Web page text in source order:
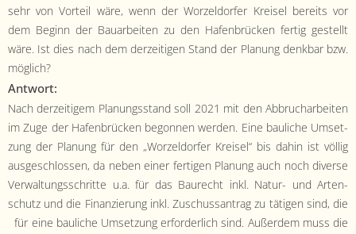
sehr von Vorteil wäre, wenn der Worzel­dor­fer Kreisel bere­its vor
dem Beginn der Bauar­beit­en zu den Hafen­brück­en fer­tig gestellt
wäre. Ist dies nach dem derzeit­i­gen Stand der Pla­nung denkbar bzw.
möglich?
Antwort:
Nach derzeit­igem Pla­nungs­stand soll 2021 mit den Abbruchar­beit­en
im Zuge der Hafen­brück­en begonnen wer­den. Eine bauliche Umset­
zung der Pla­nung für den „Worzel­dor­fer Kreisel“ bis dahin ist völ­lig
aus­geschlossen, da neben ein­er fer­ti­gen Pla­nung auch noch diverse
Ver­wal­tungss­chritte u.a. für das Bau­recht inkl. Natur- und Arten­
schutz und die Finanzierung inkl. Zuschus­santrag zu täti­gen sind, die
für eine bauliche Umset­zung erforder­lich sind. Außer­dem muss die